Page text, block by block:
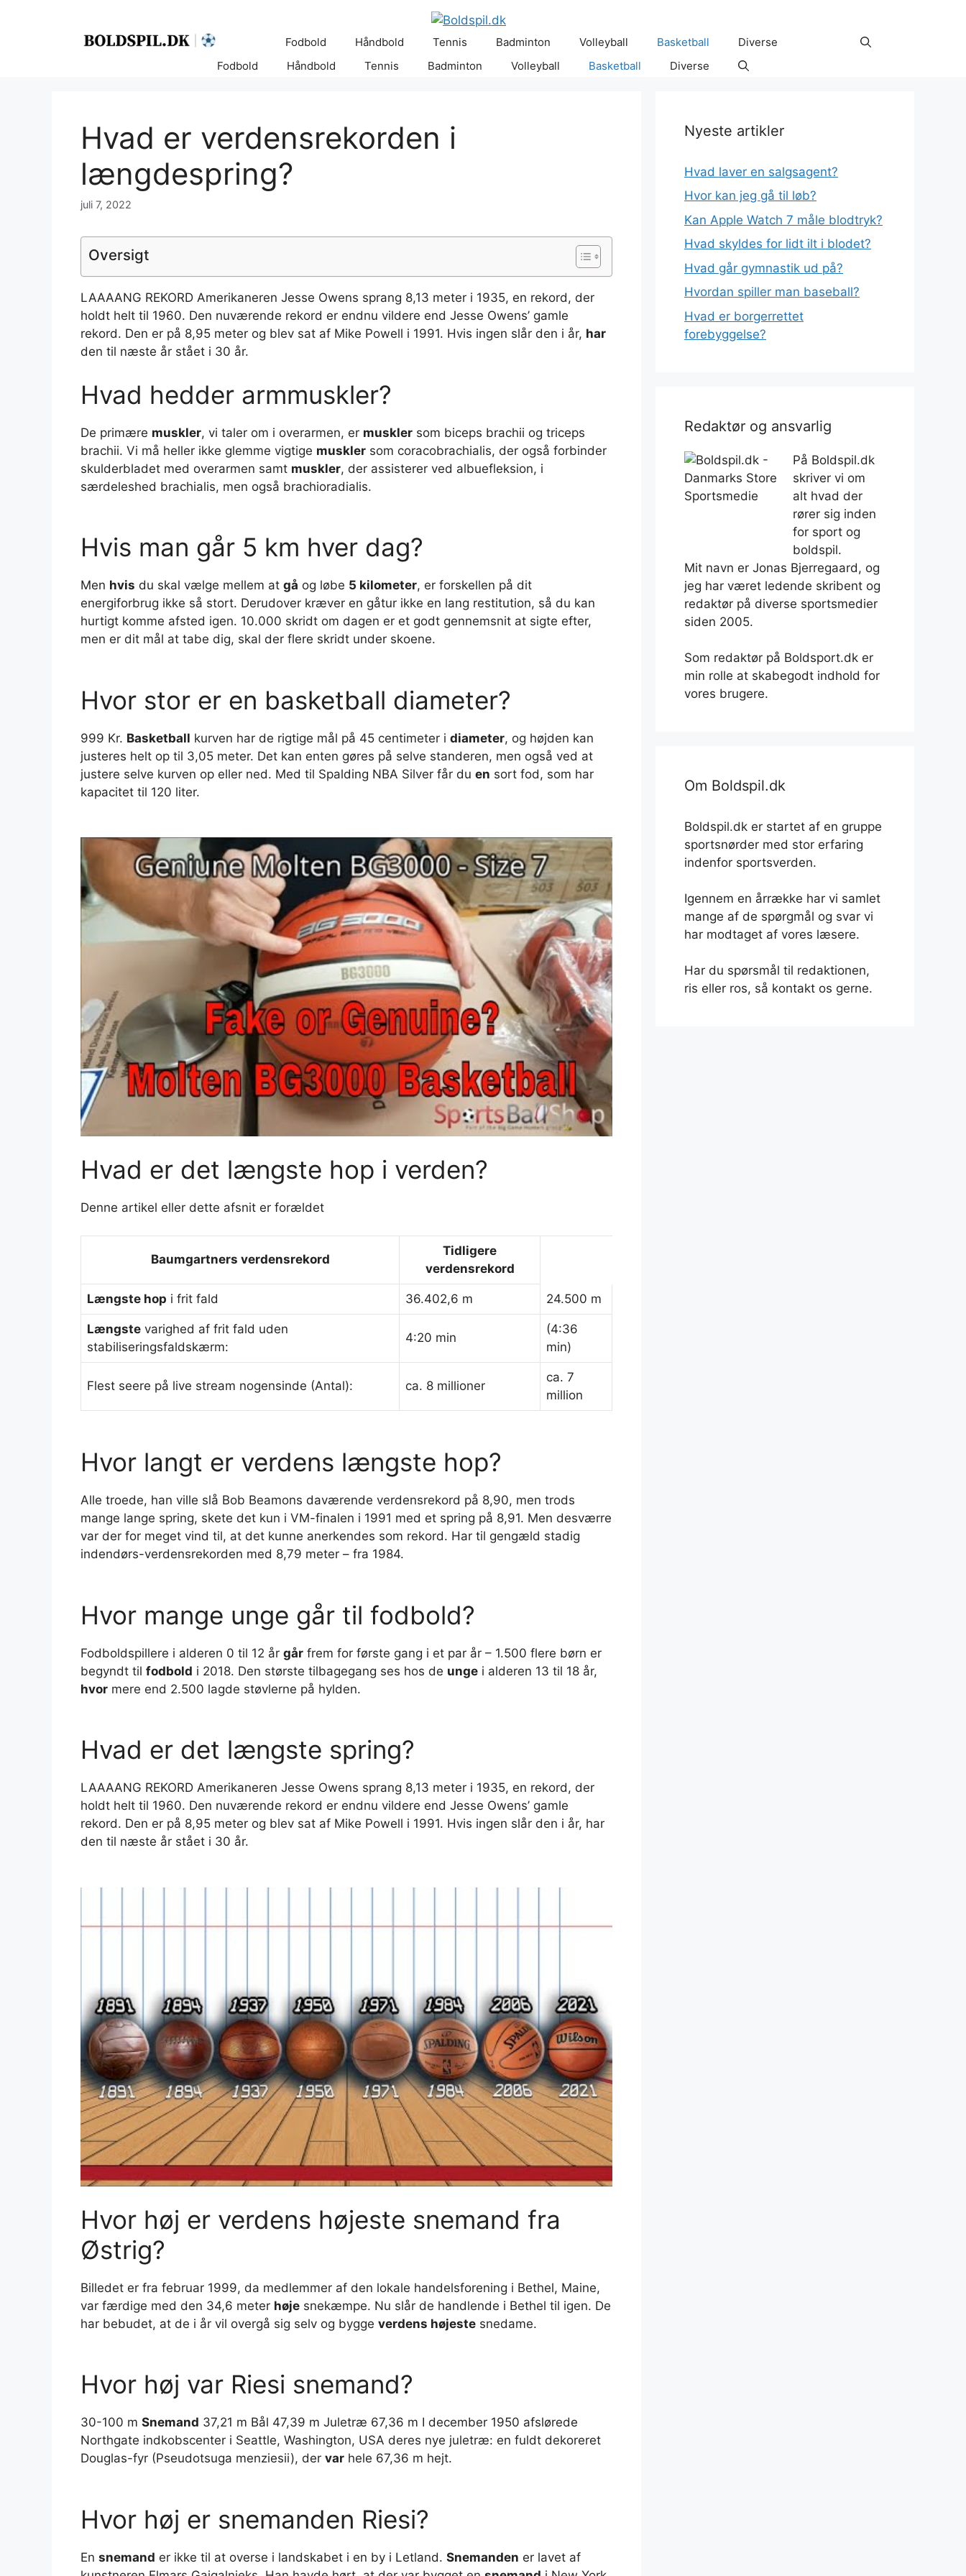
Fodbold Håndbold Tennis Badminton Volleyball Basketball
Diverse
Fodbold
Håndbold Tennis Badminton Volleyball Basketball Diverse
Hvad er verdensrekorden i
længdespring?
juli 7, 2022
Oversigt
LAAAANG REKORD Amerikaneren Jesse Owens sprang 8,13 meter i 1935, en rekord, der
holdt helt til 1960. Den nuværende rekord er endnu vildere end Jesse Owens’ gamle
rekord. Den er på 8,95 meter og blev sat af Mike Powell i 1991. Hvis ingen slår den i år, har
den til næste år stået i 30 år.
Hvad hedder armmuskler?
De primære muskler, vi taler om i overarmen, er muskler som biceps brachii og triceps
brachii. Vi må heller ikke glemme vigtige muskler som coracobrachialis, der også forbinder
skulderbladet med overarmen samt muskler, der assisterer ved albuefleksion, i
særdeleshed brachialis, men også brachioradialis.
Hvis man går 5 km hver dag?
Men hvis du skal vælge mellem at gå og løbe 5 kilometer, er forskellen på dit
energiforbrug ikke så stort. Derudover kræver en gåtur ikke en lang restitution, så du kan
hurtigt komme afsted igen. 10.000 skridt om dagen er et godt gennemsnit at sigte efter,
men er dit mål at tabe dig, skal der flere skridt under skoene.
Hvor stor er en basketball diameter?
999 Kr. Basketball kurven har de rigtige mål på 45 centimeter i diameter, og højden kan
justeres helt op til 3,05 meter. Det kan enten gøres på selve standeren, men også ved at
justere selve kurven op eller ned. Med til Spalding NBA Silver får du en sort fod, som har
kapacitet til 120 liter.
Hvad er det længste hop i verden?
Denne artikel eller dette afsnit er forældet
Baumgartners verdensrekord
Tidligere
verdensrekord
Længste hop i frit fald 36.402,6 m 24.500 m
Længste varighed af frit fald uden
stabiliseringsfaldskærm:
4:20 min
(4:36
min)
Flest seere på live stream nogensinde (Antal): ca. 8 millioner
ca. 7
million
Hvor langt er verdens længste hop?
Alle troede, han ville slå Bob Beamons daværende verdensrekord på 8,90, men trods
mange lange spring, skete det kun i VM-finalen i 1991 med et spring på 8,91. Men desværre
var der for meget vind til, at det kunne anerkendes som rekord. Har til gengæld stadig
indendørs-verdensrekorden med 8,79 meter – fra 1984.
Hvor mange unge går til fodbold?
Fodboldspillere i alderen 0 til 12 år går frem for første gang i et par år – 1.500 flere børn er
begyndt til fodbold i 2018. Den største tilbagegang ses hos de unge i alderen 13 til 18 år,
hvor mere end 2.500 lagde støvlerne på hylden.
Hvad er det længste spring?
LAAAANG REKORD Amerikaneren Jesse Owens sprang 8,13 meter i 1935, en rekord, der
holdt helt til 1960. Den nuværende rekord er endnu vildere end Jesse Owens’ gamle
rekord. Den er på 8,95 meter og blev sat af Mike Powell i 1991. Hvis ingen slår den i år, har
den til næste år stået i 30 år.
Hvor høj er verdens højeste snemand fra
Østrig?
Billedet er fra februar 1999, da medlemmer af den lokale handelsforening i Bethel, Maine,
var færdige med den 34,6 meter høje snekæmpe. Nu slår de handlende i Bethel til igen. De
har bebudet, at de i år vil overgå sig selv og bygge verdens højeste snedame.
Hvor høj var Riesi snemand?
30-100 m Snemand 37,21 m Bål 47,39 m Juletræ 67,36 m I december 1950 afslørede
Northgate indkobscenter i Seattle, Washington, USA deres nye juletræ: en fuldt dekoreret
Douglas-fyr (Pseudotsuga menziesii), der var hele 67,36 m hejt.
Hvor høj er snemanden Riesi?
En snemand er ikke til at overse i landskabet i en by i Letland. Snemanden er lavet af
Nyeste artikler
Hvad laver en salgsagent?
Hvor kan jeg gå til løb?
Kan Apple Watch 7 måle blodtryk?
Hvad skyldes for lidt ilt i blodet?
Hvad går gymnastik ud på?
Hvordan spiller man baseball?
Hvad er borgerrettet
forebyggelse?
Redaktør og ansvarlig
På Boldspil.dk
skriver vi om
alt hvad der
rører sig inden
for sport og
boldspil.
Mit navn er Jonas Bjerregaard, og
jeg har været ledende skribent og
redaktør på diverse sportsmedier
siden 2005.
Som redaktør på Boldsport.dk er
min rolle at skabegodt indhold for
vores brugere.
Om Boldspil.dk
Boldspil.dk er startet af en gruppe
sportsnørder med stor erfaring
indenfor sportsverden.
Igennem en årrække har vi samlet
mange af de spørgmål og svar vi
har modtaget af vores læsere.
Har du spørsmål til redaktionen,
ris eller ros, så kontakt os gerne.